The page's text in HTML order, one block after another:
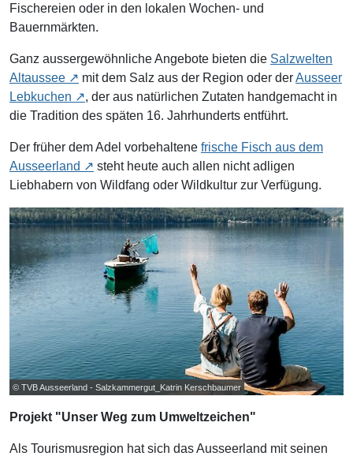
Fischereien oder in den lokalen Wochen- und
Bauernmärkten.
Ganz aussergewöhnliche Angebote bieten die Salzwelten
Altaussee
mit dem Salz aus der Region oder derAusseer
Lebkuchen
, der aus natürlichen Zutaten handgemacht in
die Tradition des späten 16. Jahrhunderts entführt.
Der früher dem Adel vorbehaltene frische Fisch aus dem
Ausseerland
steht heute auch allen nicht adligen
Liebhabern von Wildfang oder Wildkultur zur Verfügung.
© TVB Ausseerland - Salzkammergut_Katrin Kerschbaumer
Projekt "Unser Weg zum Umweltzeichen"
Als Tourismusregion hat sich das Ausseerland mit seinen